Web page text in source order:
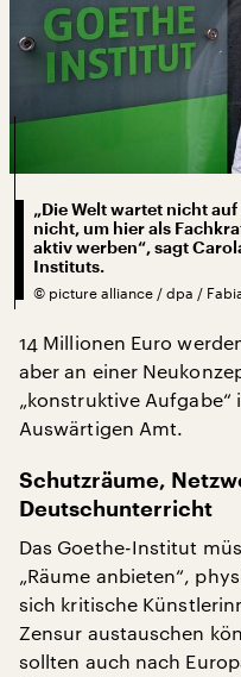
„Die Welt wartet nicht
nicht, um hier als
aktiv werben“, sagt
Instituts.
© picture alliance / dpa /
14 Millionen Euro
aber an einer
„konstruktive
Auswärtigen Amt.
Schutzräume,
Deutschunterricht
Das Goethe-Institut
„Räume anbieten“,
sich kritische
Zensur austauschen
sollten auch nach